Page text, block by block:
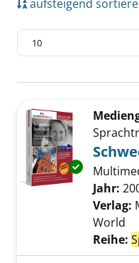
aufsteigend
Zu den Suchfiltern
Exemplar-
Suche
Jahr:
Verlag:
World
Reihe: